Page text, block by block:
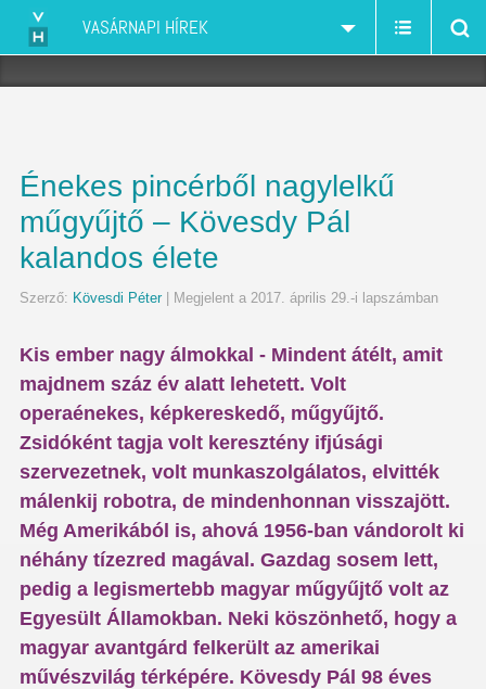
VASÁRNAPI HÍREK
Énekes pincérből nagylelkű
műgyűjtő – Kövesdy Pál
kalandos élete
Szerző: Kövesdi Péter| Megjelent a 2017. április 29.-i lapszámban
Kis ember nagy álmokkal - Mindent átélt, amit
majdnem száz év alatt lehetett. Volt
operaénekes, képkereskedő, műgyűjtő.
Zsidóként tagja volt keresztény ifjúsági
szervezetnek, volt munkaszolgálatos, elvitték
málenkij robotra, de mindenhonnan visszajött.
Még Amerikából is, ahová 1956-ban vándorolt ki
néhány tízezred magával. Gazdag sosem lett,
pedig a legismertebb magyar műgyűjtő volt az
Egyesült Államokban. Neki köszönhető, hogy a
magyar avantgárd felkerült az amerikai
művészvilág térképére. Kövesdy Pál 98 éves